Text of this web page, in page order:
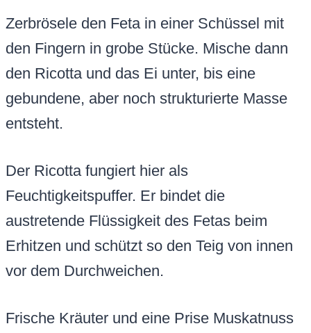
Zerbrösele den Feta in einer Schüssel mit
den Fingern in grobe Stücke. Mische dann
den Ricotta und das Ei unter, bis eine
gebundene, aber noch strukturierte Masse
entsteht.
Der Ricotta fungiert hier als
Feuchtigkeitspuffer. Er bindet die
austretende Flüssigkeit des Fetas beim
Erhitzen und schützt so den Teig von innen
vor dem Durchweichen.
Frische Kräuter und eine Prise Muskatnuss